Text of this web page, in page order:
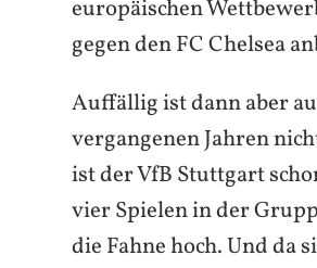
europäischen
gegen den FC Chelsea
Auffällig ist dann aber
vergangenen Jahren
ist der VfB Stuttgart
vier Spielen in der
die Fahne hoch. Und da